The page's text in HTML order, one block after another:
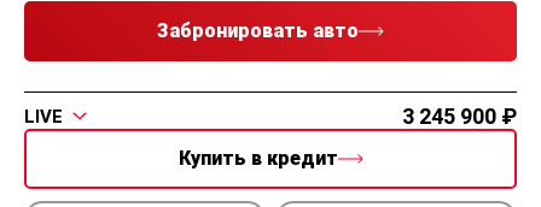
Забронировать авто
LIVE 3 245 900
Купить в кредит